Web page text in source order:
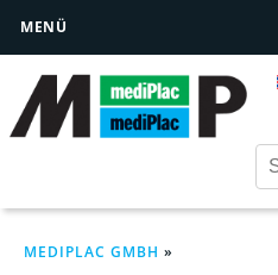
MENÜ
MEDIPLAC GMBH »